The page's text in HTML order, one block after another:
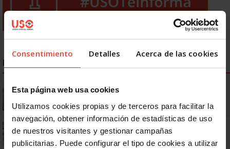
Consentimiento Detalles Acerca de las cookies
Esta página web usa cookies
Utilizamos cookies propias y de terceros para facilitar la
navegación, obtener información de estadísticas de uso
de nuestros visitantes y gestionar campañas
publicitarias. Puede configurar el tipo de cookies a utilizar
NOTICIAS MÁS LEÍDAS
Se actualizan las patologías para acceder a la jubilación
anticipada por discapacidad
Ya os podéis descargar la app de USO